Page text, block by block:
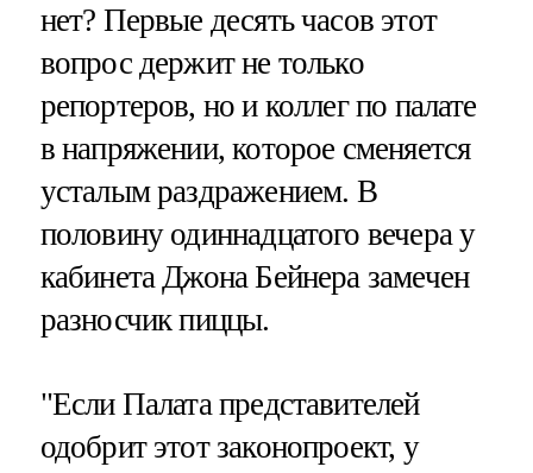
нет? Первые десять часов этот
вопрос держит не только
репортеров, но и коллег по палате
в напряжении, которое сменяется
усталым раздражением. В
половину одиннадцатого вечера у
кабинета Джона Бейнера замечен
разносчик пиццы.
"Если Палата представителей
одобрит этот законопроект, у